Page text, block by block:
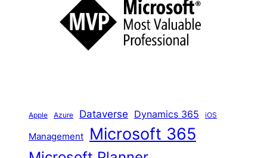
Apple Azure Dataverse Dynamics 365 iOS
Management Microsoft 365